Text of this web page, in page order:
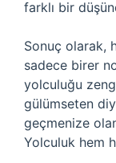
farklı bir
Sonuç olarak,
sadece birer
yolculuğu
gülümseten
geçmenize
Yolculuk hem